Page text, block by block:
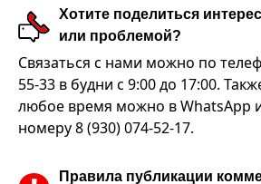
Хотите поделиться
или проблемой?
Связаться с нами можно по
55-33 в будни с 9:00 до 17:00.
любое время можно в WhatsApp
номеру 8 (930) 074-52-17.
Правила публикации